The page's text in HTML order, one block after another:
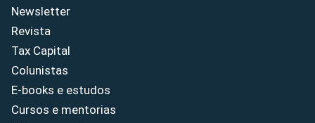
Newsletter
Revista
Tax Capital
Colunistas
E-books e estudos
Cursos e mentorias